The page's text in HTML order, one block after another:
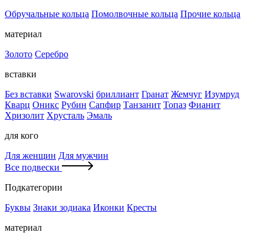
Обручальные кольца Помолвочные кольца Прочие кольца
материал
Золото Серебро
вставки
Без вставки Swarovski бриллиант Гранат Жемчуг Изумруд
Кварц Оникс Рубин Сапфир Танзанит Топаз Фианит
Хризолит Хрусталь Эмаль
для кого
Для женщин Для мужчин
Все подвески
Подкатегории
Буквы Знаки зодиака Иконки Кресты
материал